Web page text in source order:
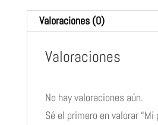
colores
cantidad
Valoraciones (0)
Valoraciones
No hay valoraciones aún.
Sé el primero en valorar “Mi